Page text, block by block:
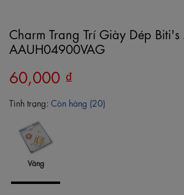
Charm Trang Trí Giày Dép
AAUH04900VAG
60,000 ₫
Tình trạng: Còn hàng (20)
Vàng